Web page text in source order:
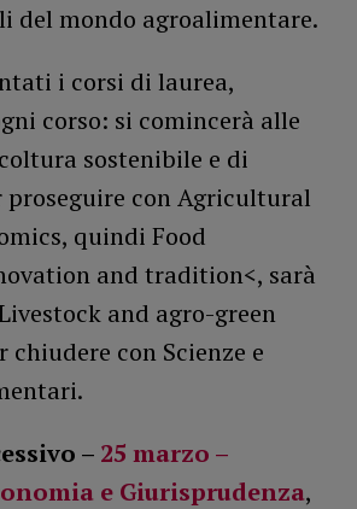
del mondo agroalimentare.
i corsi di laurea,
corso: si comincerà alle
sostenibile e di
proseguire con Agricultural
quindi Food
and tradition<, sarà
and agro-green
con Scienze e
– 25 marzo –
e Giurisprudenza,